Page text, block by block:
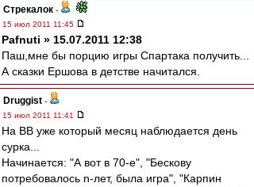
Стрекалок -
15 июл 2011 11:45
Pafnuti » 15.07.2011 12:38
Паш,мне бы порцию игры Спартака получить...
А сказки Ершова в детстве начитался.
Druggist -
15 июл 2011 11:41
На ВВ уже который месяц наблюдается день
сурка...
Начинается: "А вот в 70-е", "Бескову
потребовалось n-лет, была игра", "Карпин